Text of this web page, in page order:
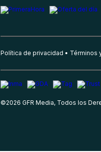
Política de privacidad Términos
©2026 GFR Media, Todos los